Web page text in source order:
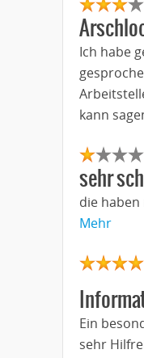
Ich habe
kann
sehr
die
Mehr
Ein
sehr